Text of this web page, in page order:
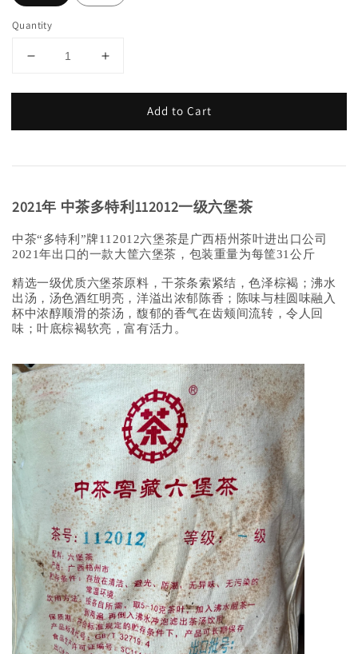
Quantity
Add to Cart
2021年 中茶多特利112012一级六堡茶
中茶“多特利”牌112012六堡茶是广西梧州茶叶进出口公司
2021年出口的一款大筐六堡茶，包装重量为每筐31公斤
精选一级优质六堡茶原料，干茶条索紧结，色泽棕褐；沸水
出汤，汤色酒红明亮，洋溢出浓郁陈香；陈味与桂圆味融入
杯中浓醇顺滑的茶汤，馥郁的香气在齿颊间流转，令人回
味；叶底棕褐软亮，富有活力。